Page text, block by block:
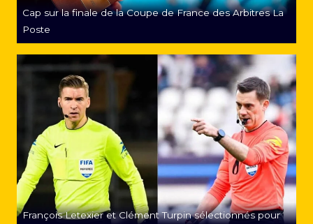
Cap sur la finale de la Coupe de France des Arbitres La
Poste
François Letexier et Clément Turpin sélectionnés pour